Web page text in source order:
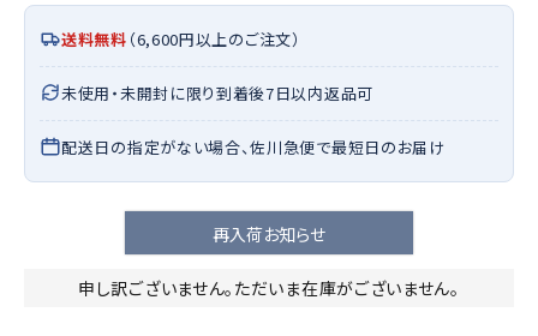
送料無料 （6,600円以上のご注文）
未使用・未開封に限り到着後7日以内返品可
配送日の指定がない場合、佐川急便で最短日のお届け
再入荷お知らせ
申し訳ございません。ただいま在庫がございません。